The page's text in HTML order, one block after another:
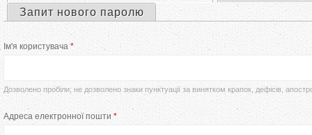
є
у
т
е
в
Запит нового паролю
Ім'я користувача *
Дозволено пробіли; не дозволено знаки пунктуації за винятком крапок, дефісів,
Адреса електронної пошти *